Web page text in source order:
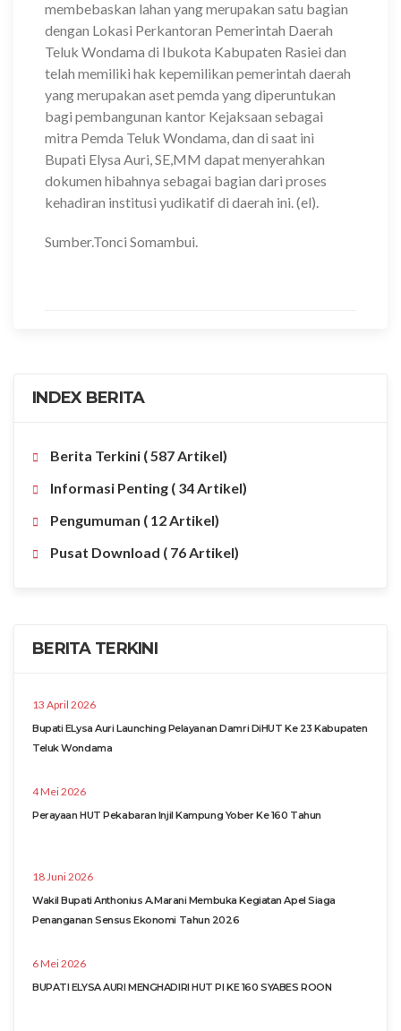
membebaskan lahan yang merupakan satu bagian
dengan Lokasi Perkantoran Pemerintah Daerah
Teluk Wondama di Ibukota Kabupaten Rasiei dan
telah memiliki hak kepemilikan pemerintah daerah
yang merupakan aset pemda yang diperuntukan
bagi pembangunan kantor Kejaksaan sebagai
mitra Pemda Teluk Wondama, dan di saat ini
Bupati Elysa Auri, SE,MM dapat menyerahkan
dokumen hibahnya sebagai bagian dari proses
kehadiran institusi yudikatif di daerah ini. (el).
Sumber.Tonci Somambui.
INDEX BERITA
Berita Terkini ( 587 Artikel)
Informasi Penting ( 34 Artikel)
Pengumuman ( 12 Artikel)
Pusat Download ( 76 Artikel)
BERITA TERKINI
13 April 2026
Bupati ELysa Auri Launching Pelayanan Damri DiHUT Ke 23 Kabupaten
Teluk Wondama
4 Mei 2026
Perayaan HUT Pekabaran Injil Kampung Yober Ke 160 Tahun
18 Juni 2026
Wakil Bupati Anthonius A.Marani Membuka Kegiatan Apel Siaga
Penanganan Sensus Ekonomi Tahun 2026
6 Mei 2026
BUPATI ELYSA AURI MENGHADIRI HUT PI KE 160 SYABES ROON